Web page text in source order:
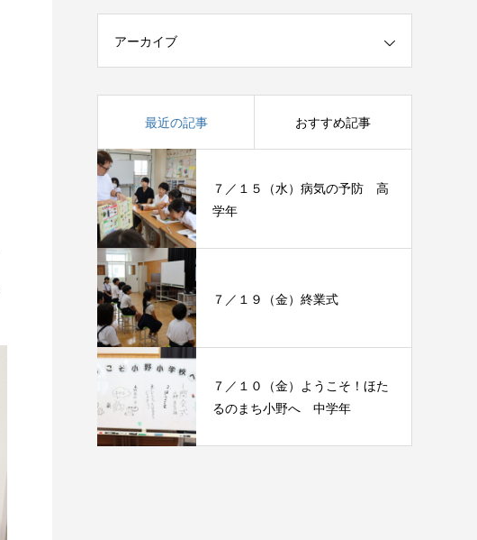
アーカイブ
最近の記事 おすすめ記事
７／１５（水）病気の予防 高
学年
７／１９（金）終業式
７／１０（金）ようこそ！ほた
るのまち小野へ 中学年